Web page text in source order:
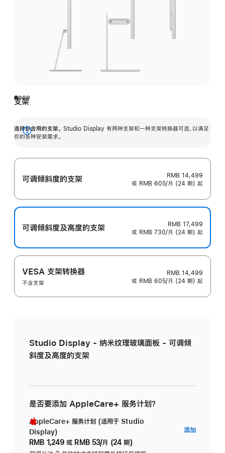
支架
选择你合用的支架。 Studio Display 有两种支架和一种支架转换器可选，以满足
你的各种安装需求。
展
可调倾斜度的支架
RMB 14,499
或 RMB 605/月 (24 期) 起
可调倾斜度及高‍度的支‍架
RMB 17,499
或 RMB 730/月 (24 期) 起
VESA 支架转换器
不含支架
RMB 14,499
或 RMB 605/月 (24 期) 起
Studio Display - 纳米纹理玻璃面板 - 可调倾
斜度及高度的支架
是否要添加 AppleCare+ 服务计划？
AppleCare+ 服务计划 (适用于 Studio
Display)
RMB 1,249 或 RMB 53/月 (24 期)
添加